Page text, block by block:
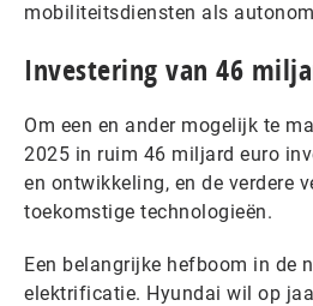
mobiliteitsdiensten als
Investering van 46
Om een en ander mogelijk te
2025 in ruim 46 miljard euro
en ontwikkeling, en de verdere
toekomstige technologieën.
Een belangrijke hefboom in de
elektrificatie. Hyundai wil op